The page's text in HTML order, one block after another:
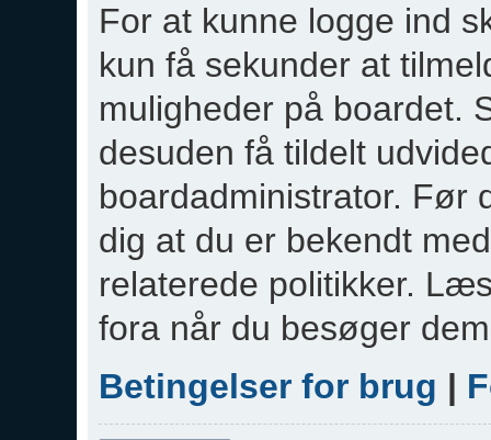
For at kunne logge ind
kun få sekunder at
muligheder på boardet.
desuden få tildelt
boardadministrator. Før
dig at du er bekendt
relaterede politikker.
fora når du besøger
Betingelser for brug |